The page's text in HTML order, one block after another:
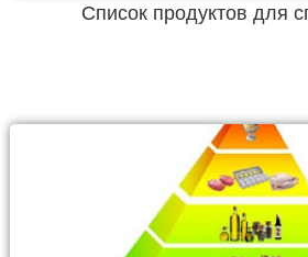
Список продуктов для